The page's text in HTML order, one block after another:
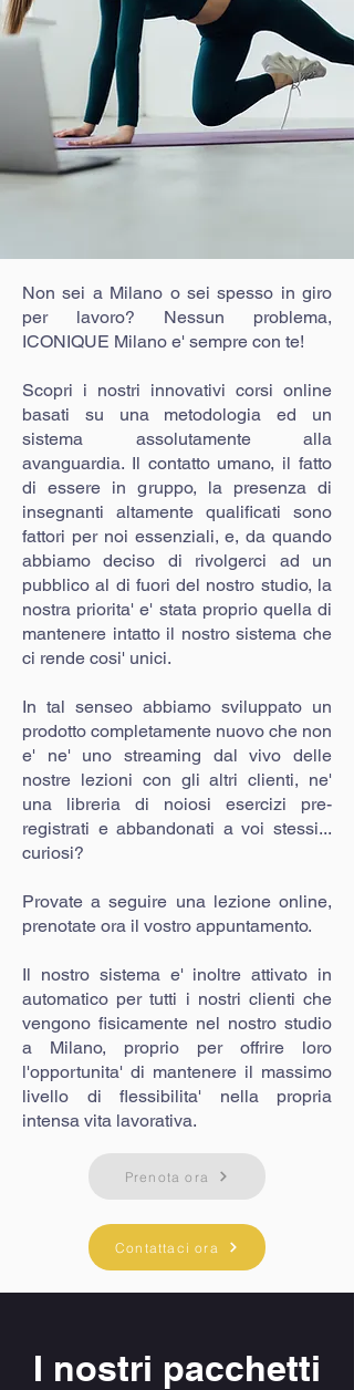
Non sei a Milano o sei spesso in giro
per lavoro? Nessun problema,
ICONIQUE Milano e' sempre con te!
Scopri i nostri innovativi corsi online
basati su una metodologia ed un
sistema assolutamente alla
avanguardia. Il contatto umano, il fatto
di essere in gruppo, la presenza di
insegnanti altamente qualificati sono
fattori per noi essenziali, e, da quando
abbiamo deciso di rivolgerci ad un
pubblico al di fuori del nostro studio, la
nostra priorita' e' stata proprio quella di
mantenere intatto il nostro sistema che
ci rende cosi' unici.
In tal senseo abbiamo sviluppato un
prodotto completamente nuovo che non
e' ne' uno streaming dal vivo delle
nostre lezioni con gli altri clienti, ne'
una libreria di noiosi esercizi pre-
registrati e abbandonati a voi stessi...
curiosi?
Provate a seguire una lezione online,
prenotate ora il vostro appuntamento.
Il nostro sistema e' inoltre attivato in
automatico per tutti i nostri clienti che
vengono fisicamente nel nostro studio
a Milano, proprio per offrire loro
l'opportunita' di mantenere il massimo
livello di flessibilita' nella propria
intensa vita lavorativa.
Prenota ora
Contattaci ora
I nostri pacchetti